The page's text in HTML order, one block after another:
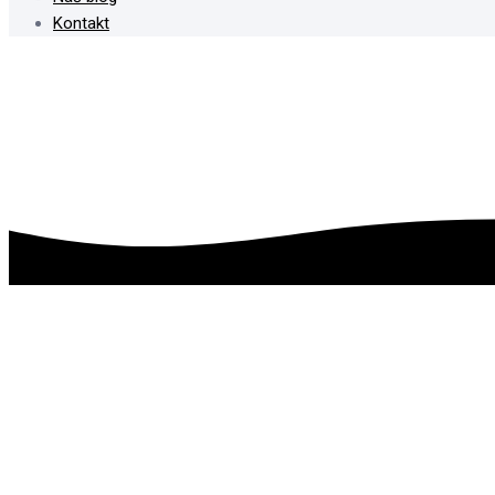
Kontakt